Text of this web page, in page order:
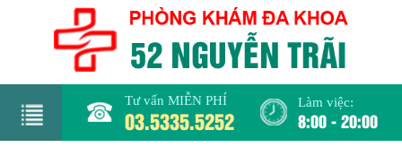
Tư vấn MIỄN PHÍ
03.5335.5252
Làm việc:
8:00 - 20:00